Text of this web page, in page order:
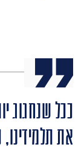
ככל שנחגוג
את